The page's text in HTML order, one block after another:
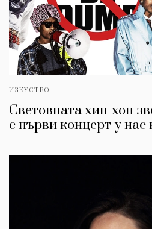
ИЗКУСТВО
Световната хип-хоп
с първи концерт у